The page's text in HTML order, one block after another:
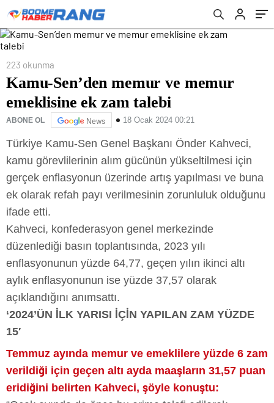
223 okunma
Kamu-Sen’den memur ve memur
emeklisine ek zam talebi
ABONE OL News 18 Ocak 2024 00:21
Türkiye Kamu-Sen Genel Başkanı Önder Kahveci,
kamu görevlilerinin alım gücünün yükseltilmesi için
gerçek enflasyonun üzerinde artış yapılması ve buna
ek olarak refah payı verilmesinin zorunluluk olduğunu
ifade etti.
Kahveci, konfederasyon genel merkezinde
düzenlediği basın toplantısında, 2023 yılı
enflasyonunun yüzde 64,77, geçen yılın ikinci altı
aylık enflasyonunun ise yüzde 37,57 olarak
açıklandığını anımsattı.
‘2024’ÜN İLK YARISI İÇİN YAPILAN ZAM YÜZDE
15′
Temmuz ayında memur ve emeklilere yüzde 6 zam
verildiği için geçen altı ayda maaşların 31,57 puan
eridiğini belirten Kahveci, şöyle konuştu: